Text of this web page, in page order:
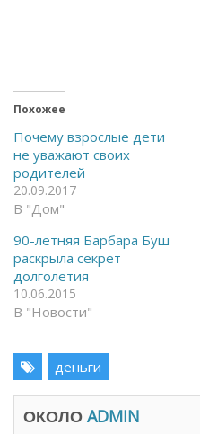
т
ь
а
F
a
c
e
b
o
(
О
т
к
р
ы
в
а
с
в
о
в
о
с
я
в
a
m
(
О
р
е
т
с
в
н
о
Похожее
Почему взрослые дети
не уважают своих
родителей
20.09.2017
В "Дом"
90-летняя Барбара Буш
раскрыла секрет
долголетия
10.06.2015
В "Новости"
деньги
ОКОЛО ADMIN